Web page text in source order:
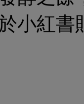
小紅書